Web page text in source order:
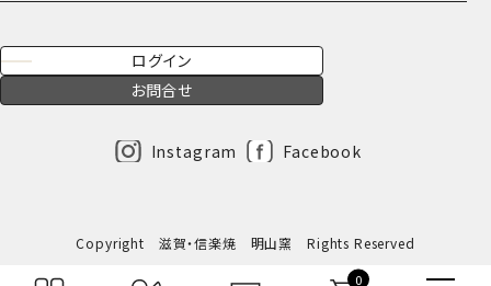
0
ログイン
お問合せ
Instagram Facebook
Copyright 滋賀・信楽焼 明山窯 Rights Reserved